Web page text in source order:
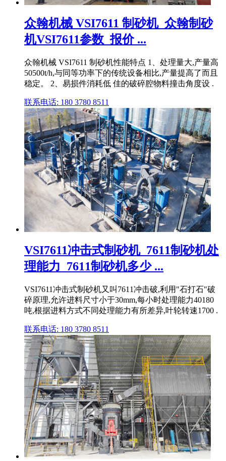
众翰机械 VSI7611 制砂机_众翰制砂
机VSI7611参数_报价 ...
众翰机械 VSI7611 制砂机性能特点 1、处理量大,产量高
50500t/h,与同等功率下的传统设备相比,产量提高了而且
稳定。 2、易损件消耗低 佳的破碎腔物料撞击角度设 .
联系电话: 180 3780 8511
VSI7611冲击式制砂机_7611制砂机处
理能力_7611制砂机多少 ...
VSI7611冲击式制砂机又叫7611冲击破,利用"石打石"破
碎原理,允许进料尺寸小于30mm,每小时处理能力40180
吨,根据进料方式不同处理能力有所差异,叶轮转速1700 .
联系电话: 180 3780 8511